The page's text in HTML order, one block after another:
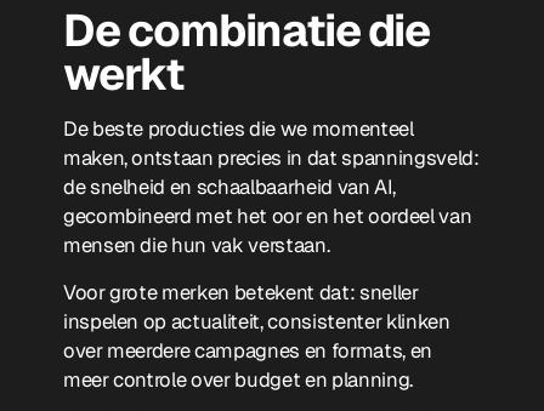
De combinatie die
werkt
De beste producties die we momenteel
maken, ontstaan precies in dat spanningsveld:
de snelheid en schaalbaarheid van AI,
gecombineerd met het oor en het oordeel van
mensen die hun vak verstaan.
Voor grote merken betekent dat: sneller
inspelen op actualiteit, consistenter klinken
over meerdere campagnes en formats, en
meer controle over budget en planning.